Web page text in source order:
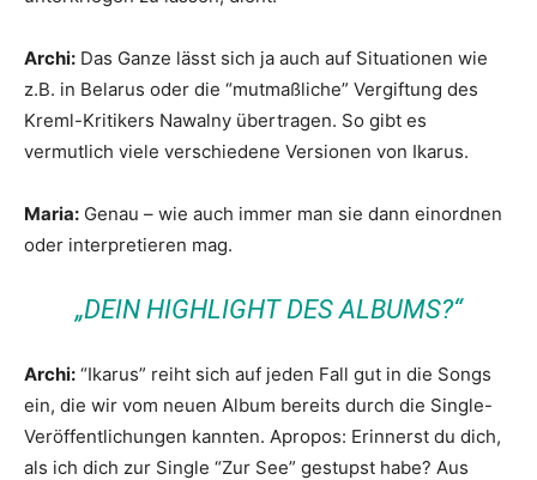
Archi: Das Ganze lässt sich ja auch auf Situationen wie
z.B. in Belarus oder die “mutmaßliche” Vergiftung des
Kreml-Kritikers Nawalny übertragen. So gibt es
vermutlich viele verschiedene Versionen von Ikarus.
Maria: Genau – wie auch immer man sie dann einordnen
oder interpretieren mag.
„DEIN HIGHLIGHT DES ALBUMS?“
Archi: “Ikarus” reiht sich auf jeden Fall gut in die Songs
ein, die wir vom neuen Album bereits durch die Single-
Veröffentlichungen kannten. Apropos: Erinnerst du dich,
als ich dich zur Single “Zur See” gestupst habe? Aus